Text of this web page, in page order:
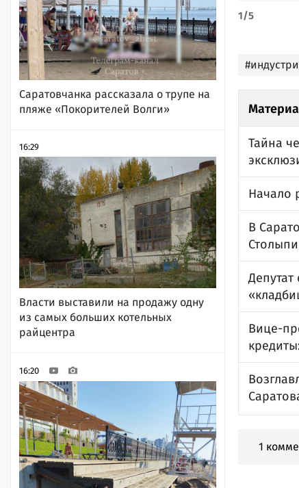
Саратовчанка рассказала о трупе на
пляже «Покорителей Волги»
16:29
Власти выставили на продажу одну
из самых больших котельных
райцентра
16:20
1/5
Тайна
Начало
В
Вице-
1